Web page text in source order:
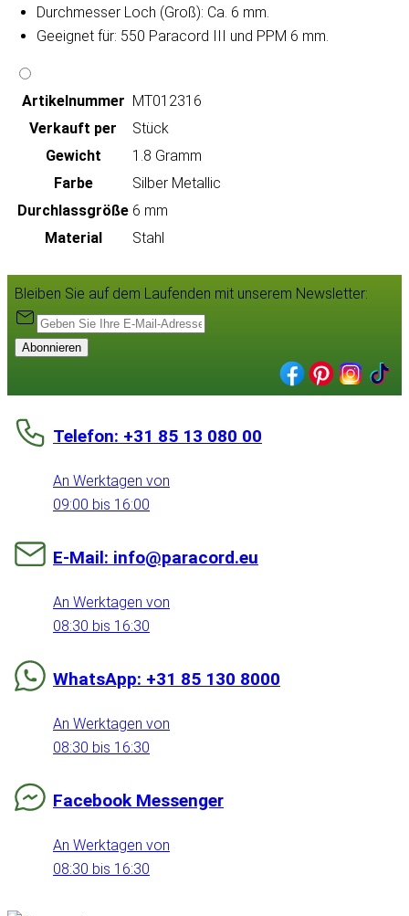
Durchmesser Loch (Groß): Ca. 6 mm.
Geeignet für: 550 Paracord III und PPM 6 mm.
Artikeln‌ummer MT012316
Verkauft per
Stück
Gewicht
1.8 Gramm
Farbe
Silber Metallic
Durchlassgröße 6 mm
Material
Stahl
Bleiben Sie auf dem Laufenden mit unserem Newsletter:
Abonnieren
Telefon: +31 85 13 080 00
An Werktagen von
09:00 bis 16:00
E-Mail: info@paracord.eu
An Werktagen von
08:30 bis 16:30
WhatsApp: +31 85 130 8000
An Werktagen von
08:30 bis 16:30
Facebook Messenger
An Werktagen von
08:30 bis 16:30